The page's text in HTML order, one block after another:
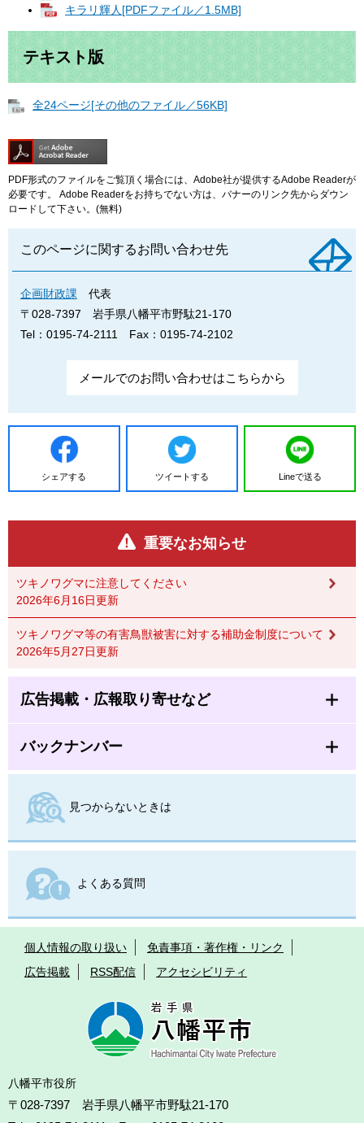
キラリ輝人[PDFファイル／1.5MB]
テキスト版
全24ページ[その他のファイル／56KB]
PDF形式のファイルをご覧頂く場合には、Adobe社が提供するAdobe Readerが
必要です。
Adobe Readerをお持ちでない方は、バナーのリンク先からダウン
ロードして下さい。(無料)
このページに関するお問い合わせ先
企画財政課
代表
〒028-7397
岩手県八幡平市野駄21-170
Tel：0195-74-2111
Fax：0195-74-2102
メールでのお問い合わせはこちらから
シェアする ツイートする Lineで送る
重要なお知らせ
ツキノワグマに注意してください
2026年6月16日更新
ツキノワグマ等の有害鳥獣被害に対する補助金制度について
2026年5月27日更新
広告掲載・広報取り寄せなど
バックナンバー
見つからないときは
よくある質問
個人情報の取り扱い
免責事項・著作権・リンク
広告掲載
RSS配信 アクセシビリティ
八幡平市役所
〒028-7397 岩手県八幡平市野駄21-170